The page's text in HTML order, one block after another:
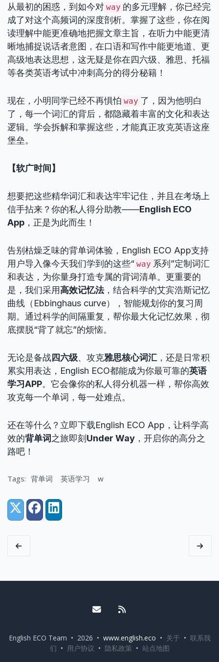
从最初的困惑，到如今对 way 的多元理解，你已经完
成了对这个高频词的深度剖析。掌握了这些，你在阅
读理解中能更准确地把握文章主旨，在听力中能更清
晰地捕捉说话者意图，在口语和写作中能更地道、更
高级地表达思想，这无疑是你在四六级、雅思、托福
等各类英语考试中冲刺高分的得分秘籍！
现在，小明同学已经不再惧怕 way 了，因为他明白
了，每一个词汇的背后，都隐藏着丰富的文化和表达
逻辑。学会拆解和掌握这些，才能真正攻克英语这座
堡垒。
【软广时间】
想要把这些精华词汇和表达牢牢记住，并且在考场上
信手拈来？你的私人得分助教——English ECO
App ，正是为此而生！
告别枯燥乏味的背单词体验，English ECO App支持
用户导入像今天我们学到的这些“ way 系列”定制词汇
和表达，为你量身打造专属的背词清单。更重要的
是，我们采用高效记忆法，结合科学的艾宾浩斯记忆
曲线（Ebbinghaus curve），智能规划你的复习周
期。通过科学的间隔重复，帮你最大化记忆效果，彻
底摆脱“背了就忘”的烦恼。
无论是备战四六级、攻克雅思核心词汇 ，还是日常积
累实用表达，English ECO都能成为你最可靠的英语
学习APP。它会像你的私人得分机器一样，帮你高效
攻克每一个单词，每一处难点。
还在等什么？立即下载English ECO App，让科学高
效的背单词 之旅即刻 Under Way ，开启你的高分之
路吧！
Tags: 背单词 英语学习 w
Share:
X (Twitter)
FacebookLinkedIn
Email me
English ECO Team • 2026 • www.english.eco • 关于 • 联系我
们 • 用户协议 • 隐私政策 • 站点地图